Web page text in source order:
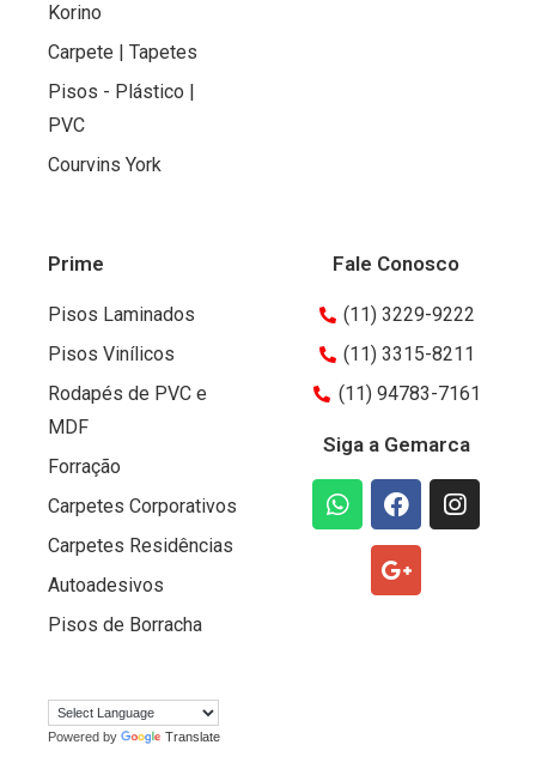
Korino
Carpete | Tapetes
Pisos - Plástico |
PVC
Courvins York
Prime
Pisos Laminados
Pisos Vinílicos
Rodapés de PVC e
MDF
Forração
Carpetes Corporativos
Carpetes Residências
Autoadesivos
Pisos de Borracha
Powered by Translate
Fale Conosco
(11) 3229-9222
(11) 3315-8211
(11) 94783-7161
Siga a Gemarca